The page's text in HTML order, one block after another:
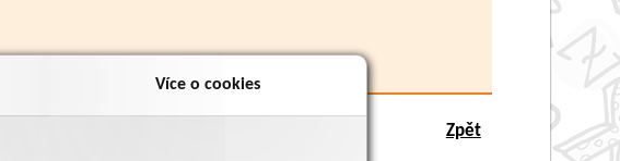
Více o cookies
Zpět